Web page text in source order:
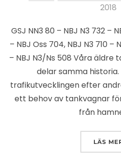
2018
GSJ NN3 80 – NBJ N3 732 –
– NBJ Oss 704, NBJ N3 710 –
– NBJ N3/Ns 508 Våra
delar samma
trafikutvecklingen efter
ett behov av tankvagnar
från
LÄS